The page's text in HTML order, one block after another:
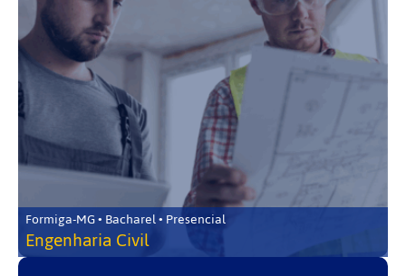
Formiga-MG • Bacharel • Presencial
Engenharia Civil